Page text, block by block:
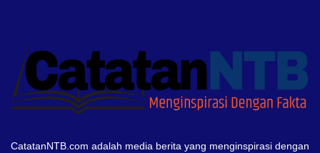
CatatanNTB.com adalah media berita yang menginspirasi dengan